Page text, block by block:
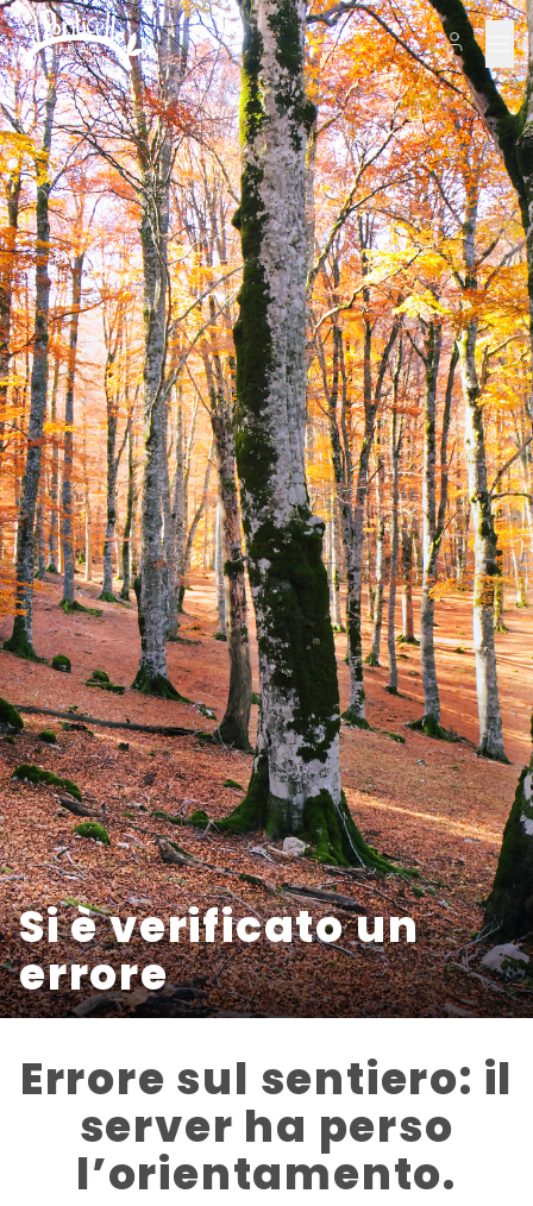
Si è verificato un
errore
Errore sul sentiero: il
server ha perso
l’orientamento.